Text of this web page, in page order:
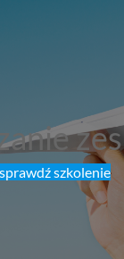
sprawdź szkolenie